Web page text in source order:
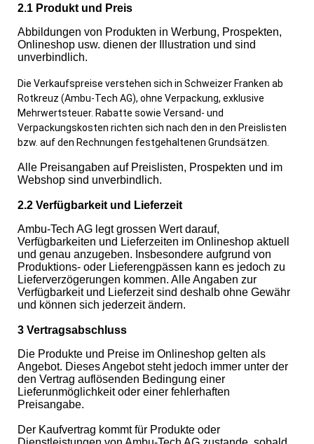
2.1 Produkt und Preis
Abbildungen von Produkten in Werbung, Prospekten,
Onlineshop usw. dienen der Illustration und sind
unverbindlich.
Die Verkaufspreise verstehen sich in Schweizer Franken ab
Rotkreuz (Ambu-Tech AG), ohne Verpackung, exklusive
Mehrwertsteuer. Rabatte sowie Versand- und
Verpackungskosten richten sich nach den in den Preislisten
bzw. auf den Rechnungen festgehaltenen Grundsätzen.
Alle Preisangaben auf Preislisten, Prospekten und im
Webshop sind unverbindlich.
2.2 Verfügbarkeit und Lieferzeit
Ambu-Tech AG legt grossen Wert darauf,
Verfügbarkeiten und Lieferzeiten im Onlineshop aktuell
und genau anzugeben. Insbesondere aufgrund von
Produktions- oder Lieferengpässen kann es jedoch zu
Lieferverzögerungen kommen. Alle Angaben zur
Verfügbarkeit und Lieferzeit sind deshalb ohne Gewähr
und können sich jederzeit ändern.
3 Vertragsabschluss
Die Produkte und Preise im Onlineshop gelten als
Angebot. Dieses Angebot steht jedoch immer unter der
den Vertrag auflösenden Bedingung einer
Lieferunmöglichkeit oder einer fehlerhaften
Preisangabe.
Der Kaufvertrag kommt für Produkte oder